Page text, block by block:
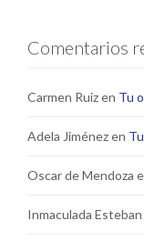
Comentarios
Carmen Ruizen Tu
Adela Jiménezen
Oscar de Mendoza
Inmaculada Esteban